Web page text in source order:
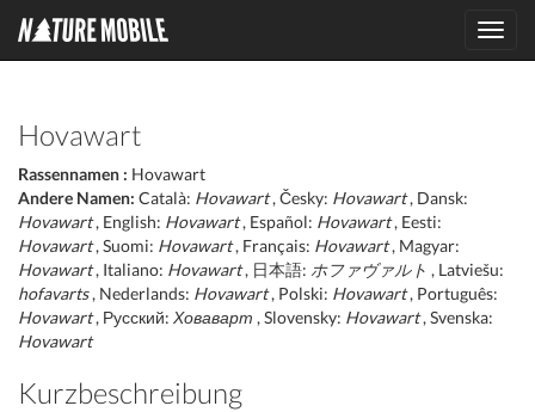
Hovawart
Rassennamen : Hovawart
Andere Namen: Català: Hovawart, Česky: Hovawart, Dansk:
Hovawart, English: Hovawart, Español: Hovawart, Eesti:
Hovawart, Suomi: Hovawart, Français: Hovawart, Magyar:
Hovawart, Italiano: Hovawart, 日本語: ホファヴァルト , Latviešu:
hofavarts, Nederlands: Hovawart, Polski: Hovawart, Português:
Hovawart, Русский: Ховаварт , Slovensky: Hovawart, Svenska:
Hovawart
Kurzbeschreibung